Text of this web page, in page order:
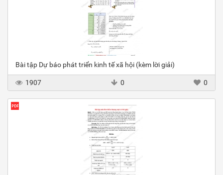
Bài tập Dự báo phát triển kinh tế xã hội (kèm lời giải)
1907 0 0